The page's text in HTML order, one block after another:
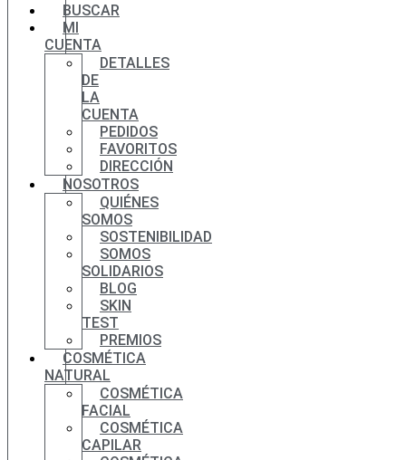
BUSCAR
MI
CUENTA
DETALLES
DE
LA
CUENTA
PEDIDOS
FAVORITOS
DIRECCIÓN
NOSOTROS
QUIÉNES
SOMOS
SOSTENIBILIDAD
SOMOS
SOLIDARIOS
BLOG
SKIN
TEST
PREMIOS
COSMÉTICA
NATURAL
COSMÉTICA
FACIAL
COSMÉTICA
CAPILAR